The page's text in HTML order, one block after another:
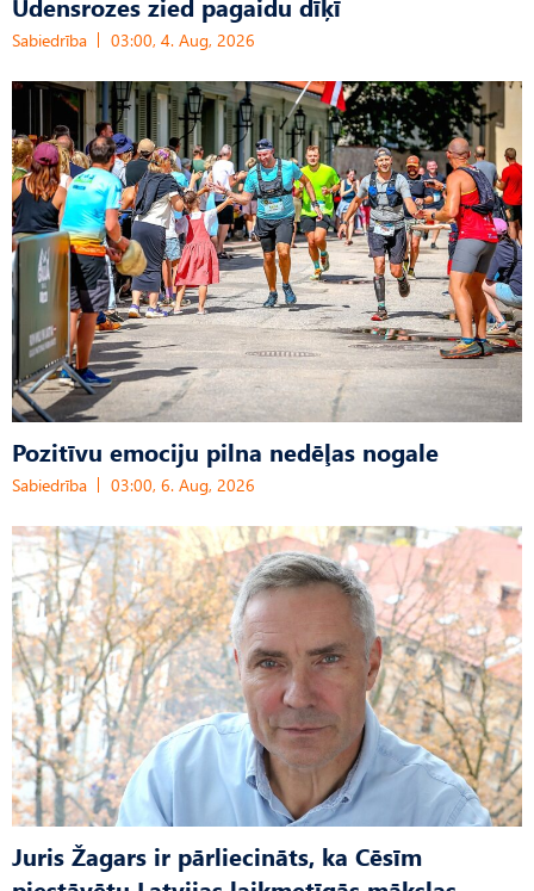
Sabiedrība 03:00, 4. Aug, 2026
Pozitīvu emociju pilna nedēļas nogale
Sabiedrība 03:00, 6. Aug, 2026
Juris Žagars ir pārliecināts, ka Cēsīm